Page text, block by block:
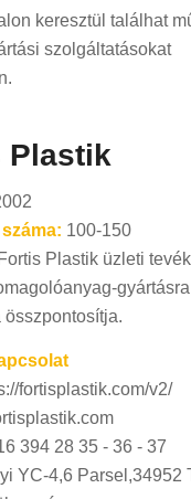
keresztül találhat
szolgáltatásokat
Plastik
100-150
Plastik üzleti
fortisplastik.com/v2/
394 28 35 - 36 - 37
YC-4,6 Parsel,34952